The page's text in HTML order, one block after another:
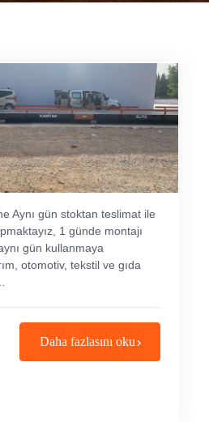
Aynı gün stoktan teslimat ile
1 günde montajı
gün kullanmaya
otomotiv, tekstil ve gıda
Daha fazlasını oku